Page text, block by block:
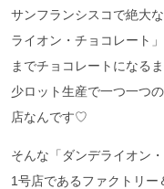
サンフランシスコで絶大
ライオン・チョコレート
までチョコレートになる
少ロット生産で一つ一つ
店なんです♡
そんな「ダンデライオン
1号店であるファクトリー